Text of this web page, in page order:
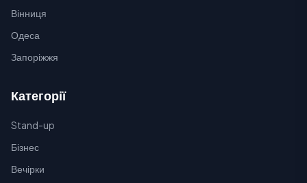
Вінниця
Одеса
Запоріжжя
Категорії
Stand-up
Бізнес
Вечірки